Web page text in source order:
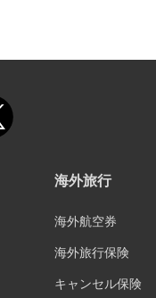
海外旅行
海外航空券
海外旅行保険
キャンセル保険